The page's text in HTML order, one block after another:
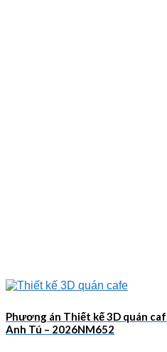
Phương án Thiết kế 3D quán
Anh Tú – 2026NM652